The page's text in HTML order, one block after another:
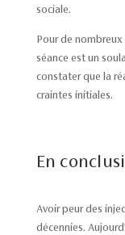
sociale.
Pour de
séance est un
constater que la
craintes initiales.
En
Avoir peur des
décennies.